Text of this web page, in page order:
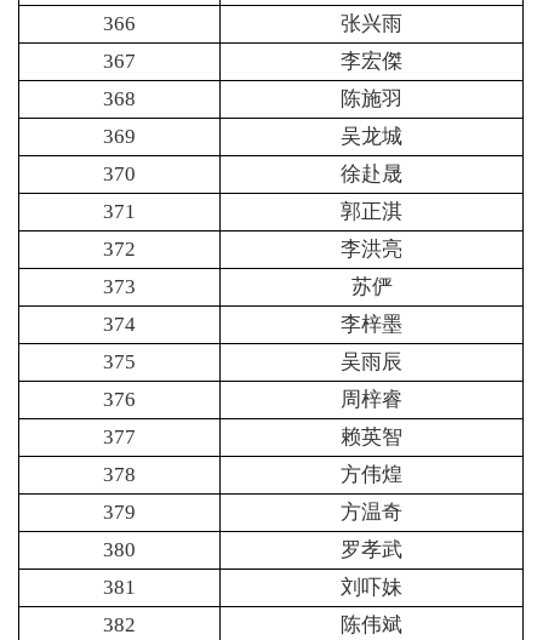
366
张兴雨
367
李宏傑
368
陈施羽
369
吴龙城
370
徐赴晟
371
郭正淇
372
李洪亮
373
苏俨
374
李梓墨
375
吴雨辰
376
周梓睿
377
赖英智
378
方伟煌
379
方温奇
380
罗孝武
381
刘吓妹
382
陈伟斌